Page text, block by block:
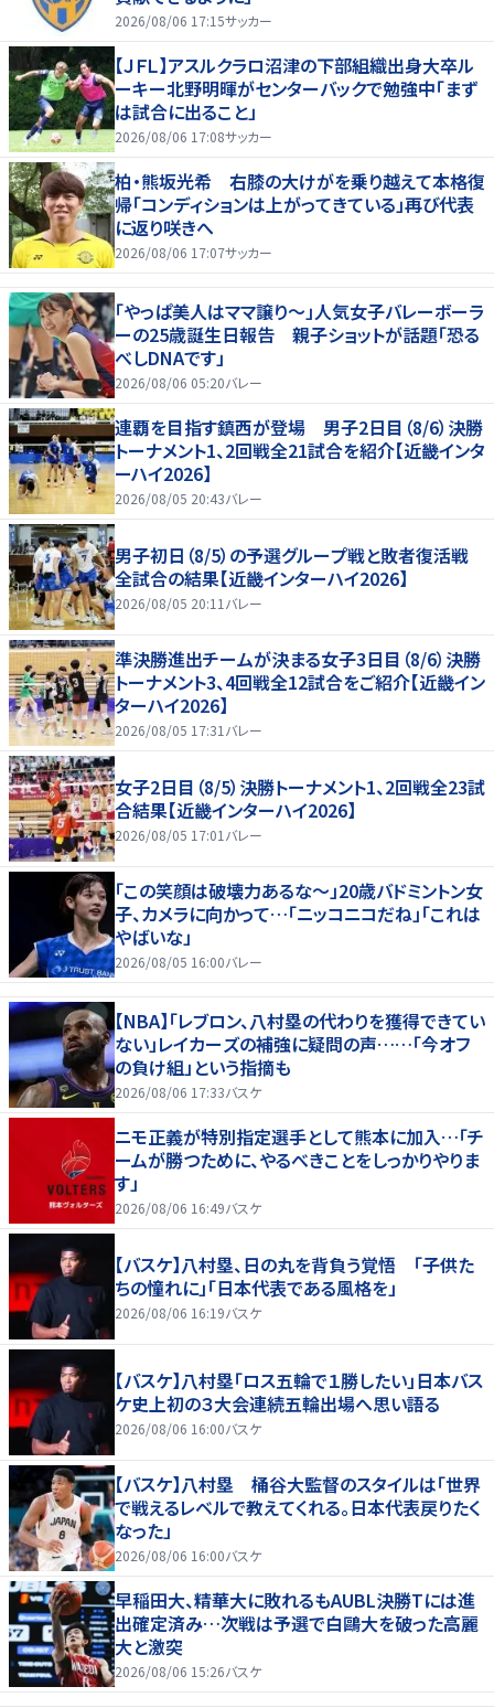
2026/08/06 17:15サッカー
【ＪＦＬ】アスルクラロ沼津の下部組織出身大卒ル
ーキー北野明暉がセンターバックで勉強中「まず
は試合に出ること」
2026/08/06 17:08サッカー
柏・熊坂光希 右膝の大けがを乗り越えて本格復
帰「コンディションは上がってきている」再び代表
に返り咲きへ
2026/08/06 17:07サッカー
「やっぱ美人はママ譲り～」人気女子バレーボーラ
ーの25歳誕生日報告 親子ショットが話題「恐る
べしDNAです」
2026/08/06 05:20バレー
連覇を目指す鎮西が登場 男子2日目（8/6）決勝
トーナメント1、2回戦全21試合を紹介【近畿インタ
ーハイ2026】
2026/08/05 20:43バレー
男子初日（8/5）の予選グループ戦と敗者復活戦
全試合の結果【近畿インターハイ2026】
2026/08/05 20:11 バレー
準決勝進出チームが決まる女子3日目（8/6）決勝
トーナメント3、4回戦全12試合をご紹介【近畿イン
ターハイ2026】
2026/08/05 17:31 バレー
女子2日目（8/5）決勝トーナメント1、2回戦全23試
合結果【近畿インターハイ2026】
2026/08/05 17:01 バレー
「この笑顔は破壊力あるな〜」20歳バドミントン女
子、カメラに向かって…「ニッコニコだね」「これは
やばいな」
2026/08/05 16:00バレー
【NBA】「レブロン、八村塁の代わりを獲得できてい
ない」レイカーズの補強に疑問の声……「今オフ
の負け組」という指摘も
2026/08/06 17:33バスケ
ニモ正義が特別指定選手として熊本に加入…「チ
ームが勝つために、やるべきことをしっかりやりま
す」
2026/08/06 16:49バスケ
【バスケ】八村塁、日の丸を背負う覚悟 「子供た
ちの憧れに」「日本代表である風格を」
2026/08/06 16:19バスケ
【バスケ】八村塁「ロス五輪で１勝したい」日本バス
ケ史上初の３大会連続五輪出場へ思い語る
2026/08/06 16:00バスケ
【バスケ】八村塁 桶谷大監督のスタイルは「世界
で戦えるレベルで教えてくれる。日本代表戻りたく
なった」
2026/08/06 16:00バスケ
早稲田大、精華大に敗れるもAUBL決勝Tには進
出確定済み…次戦は予選で白鷗大を破った高麗
大と激突
2026/08/06 15:26バスケ